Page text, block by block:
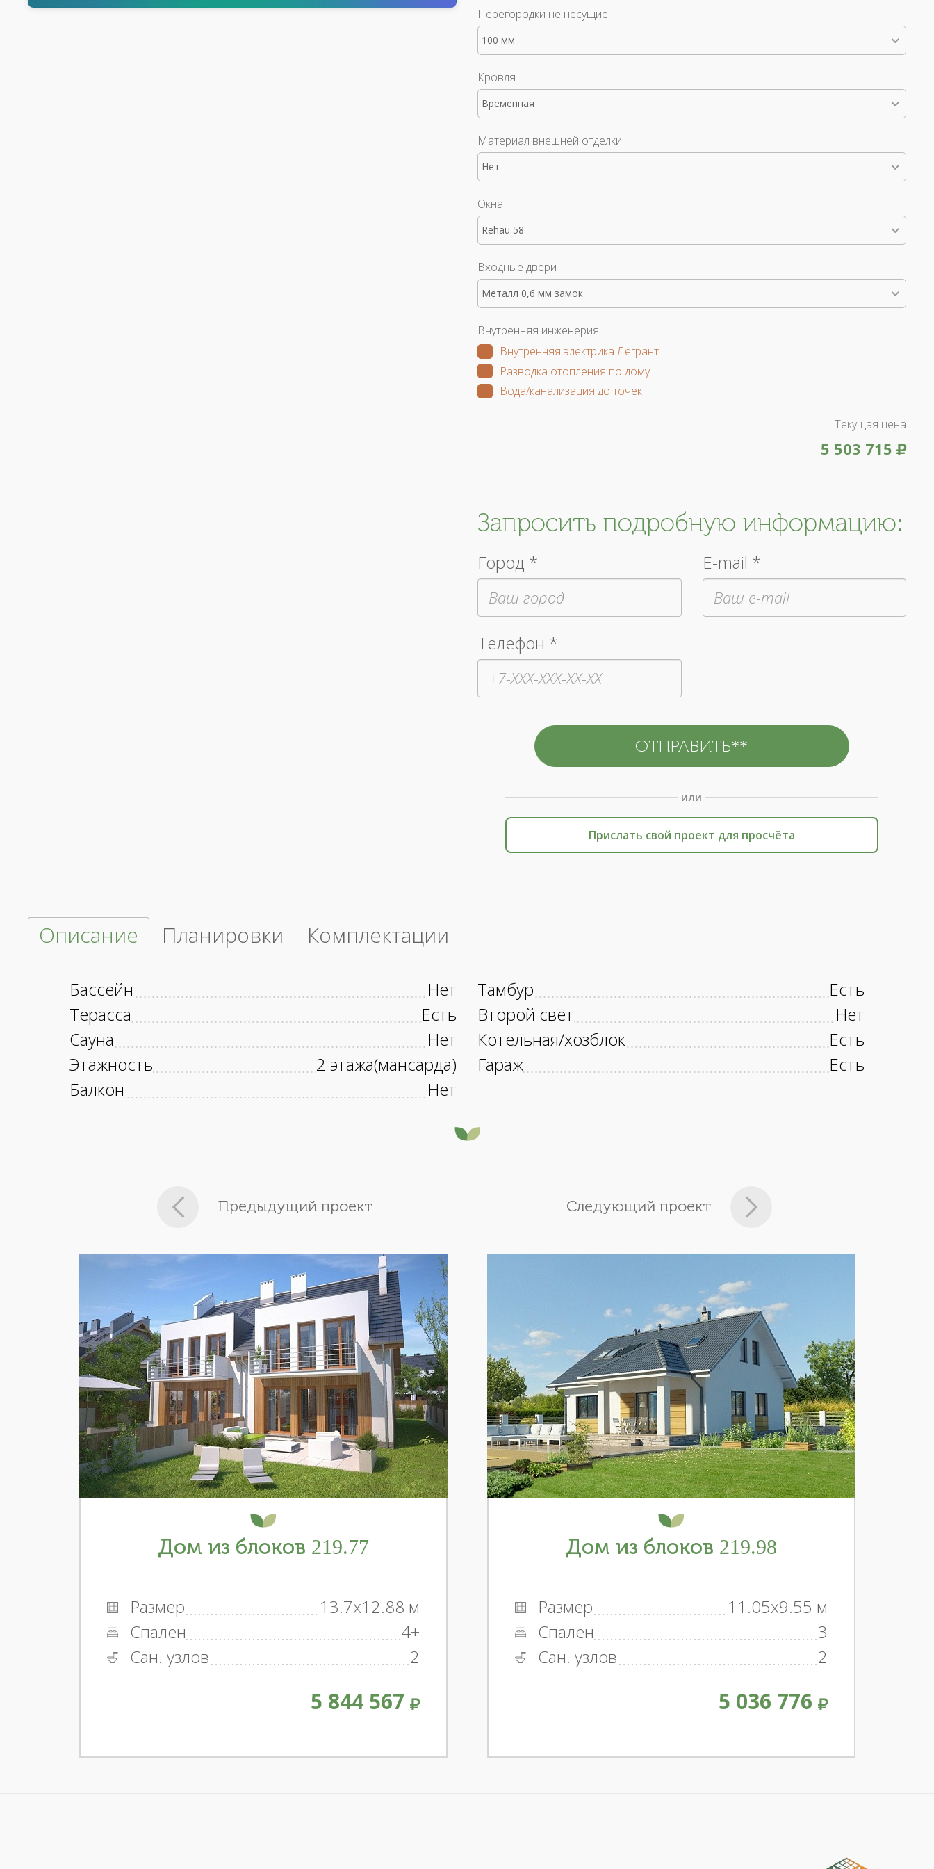
Перегородки не несущие
100 мм
Кровля
Временная
Материал внешней отделки
Нет
Окна
Rehau 58
Входные двери
Металл 0,6 мм замок
Внутренняя инженерия
Внутренняя электрика Легрант
Разводка отопления по дому
Вода/канализация до точек
Текущая цена
5 503 715
Запросить подробную информацию:
Город * E-mail *
Телефон *
или
Прислать свой проект для просчёта
Описание Планировки Комплектации
Бассейн
Нет
Терасса
Есть
Сауна
Нет
Этажность
2 этажа(мансарда)
Балкон
Нет
Тамбур
Есть
Второй свет
Нет
Котельная/хозблок
Есть
Гараж
Есть
Предыдущий проект
Дом из блоков 219.77
Размер
13.7x12.88 м
Спален
4+
Сан. узлов
2
5 844 567
Следующий проект
Дом из блоков 219.98
Размер
11.05x9.55 м
Спален
3
Сан. узлов
2
5 036 776